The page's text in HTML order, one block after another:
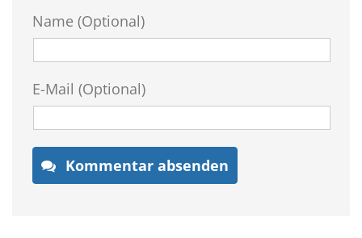
Name (Optional)
E-Mail (Optional)
Kommentar absenden